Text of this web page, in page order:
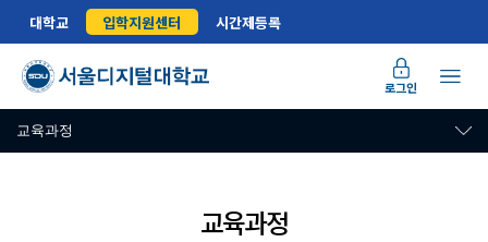
대학교 입학지원센터 시간제등록
로그인
교육과정
교육과정